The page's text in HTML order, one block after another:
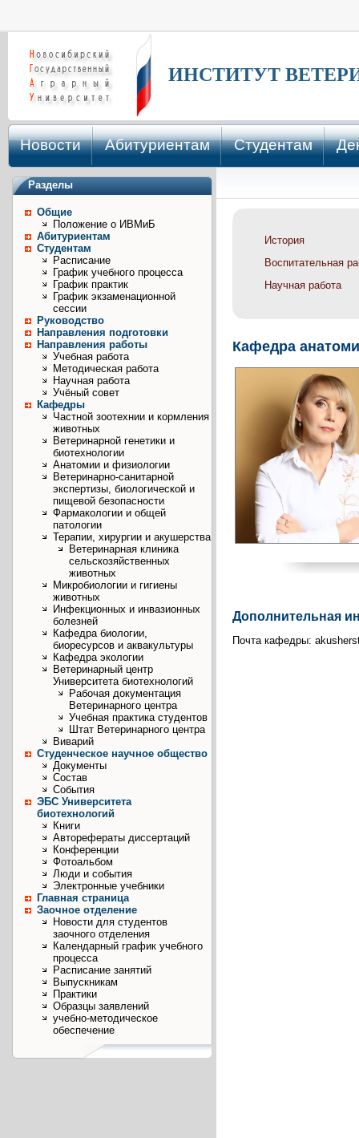
Новости Абитуриентам Студентам
ИНСТИТУТ
Разделы
Общие
Положение о ИВМиБ
Абитуриентам
Студентам
Расписание
График учебного процесса
График практик
График экзаменационной
сессии
Руководство
Направления подготовки
Направления работы
Учебная работа
Методическая работа
Научная работа
Учёный совет
Кафедры
Частной зоотехнии и кормления
животных
Ветеринарной генетики и
биотехнологии
Анатомии и физиологии
Ветеринарно-санитарной
экспертизы, биологической и
пищевой безопасности
Фармакологии и общей
патологии
Терапии, хирургии и акушерства
Ветеринарная клиника
сельскозяйственных
животных
Микробиологии и гигиены
животных
Инфекционных и инвазионных
болезней
Кафедра биологии,
биоресурсов и аквакультуры
Кафедра экологии
Ветеринарный центр
Университета биотехнологий
Рабочая документация
Ветеринарного центра
Учебная практика студентов
Штат Ветеринарного центра
Виварий
Студенческое научное общество
Документы
Состав
События
ЭБС Университета
биотехнологий
Книги
Авторефераты диссертаций
Конференции
Фотоальбом
Люди и события
Электронные учебники
Главная страница
Заочное отделение
Новости для студентов
заочного отделения
Календарный график учебного
процесса
Расписание занятий
Выпускникам
Практики
Образцы заявлений
учебно-методическое
обеспечение
История
Воспитательная
Научная работа
Кафедра
Дополнительная
Почта кафедры: